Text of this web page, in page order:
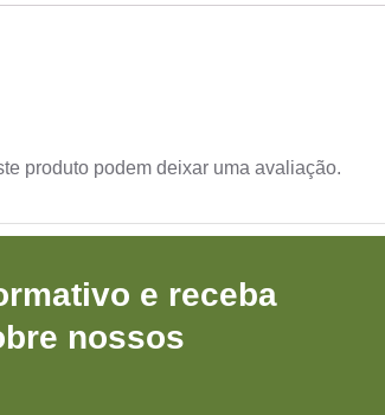
produto podem deixar uma avaliação.
e receba
nossos